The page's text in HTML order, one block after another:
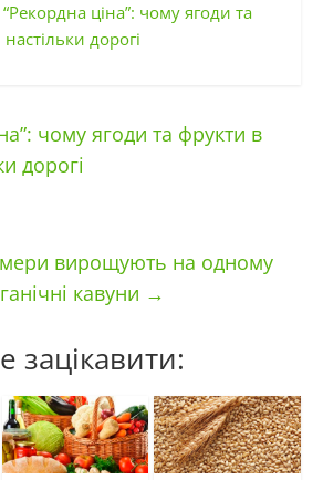
“Рекордна ціна”: чому ягоди та
дорогі
чому ягоди та фрукти в
дорогі
вирощують на одному
кавуни →
зацікавити: